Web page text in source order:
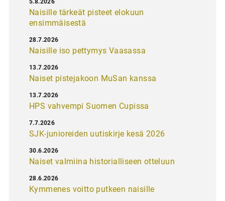
Naisille tärkeät pisteet elokuun
ensimmäisestä
Naisille iso pettymys Vaasassa
28.7.2026
Naiset pistejakoon MuSan kanssa
13.7.2026
HPS vahvempi Suomen Cupissa
13.7.2026
SJK-junioreiden uutiskirje kesä 2026
7.7.2026
Naiset valmiina historialliseen otteluun
30.6.2026
Kymmenes voitto putkeen naisille
28.6.2026